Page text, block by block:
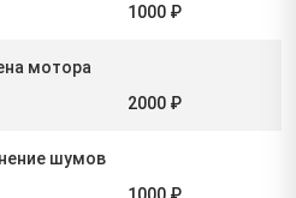
1000 ₽
мотора
2000 ₽
шумов
1000 ₽